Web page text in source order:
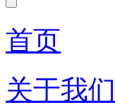
首页
关于我们